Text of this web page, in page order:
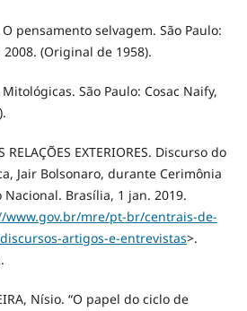
O pensamento selvagem. São Paulo:
(Original de 1958).
Mitológicas. São Paulo: Cosac Naify,
RELAÇÕES EXTERIORES. Discurso do
Jair Bolsonaro, durante Cerimônia
Nacional. Brasília, 1 jan. 2019.
www.gov.br/mre/pt-br/centrais-de-
artigos-e-entrevistas>.
Nísio. “O papel do ciclo de